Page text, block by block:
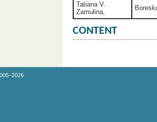
Tatiana V.
Zamulina,
CONTENT